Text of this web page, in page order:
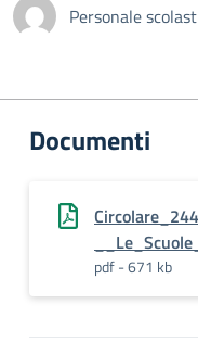
Personale
Documenti
pdf - 671 kb